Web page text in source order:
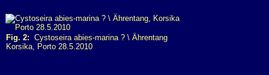
Fig. 2: Cystoseira abies-marina ? \ Ährentang
Korsika, Porto 28.5.2010